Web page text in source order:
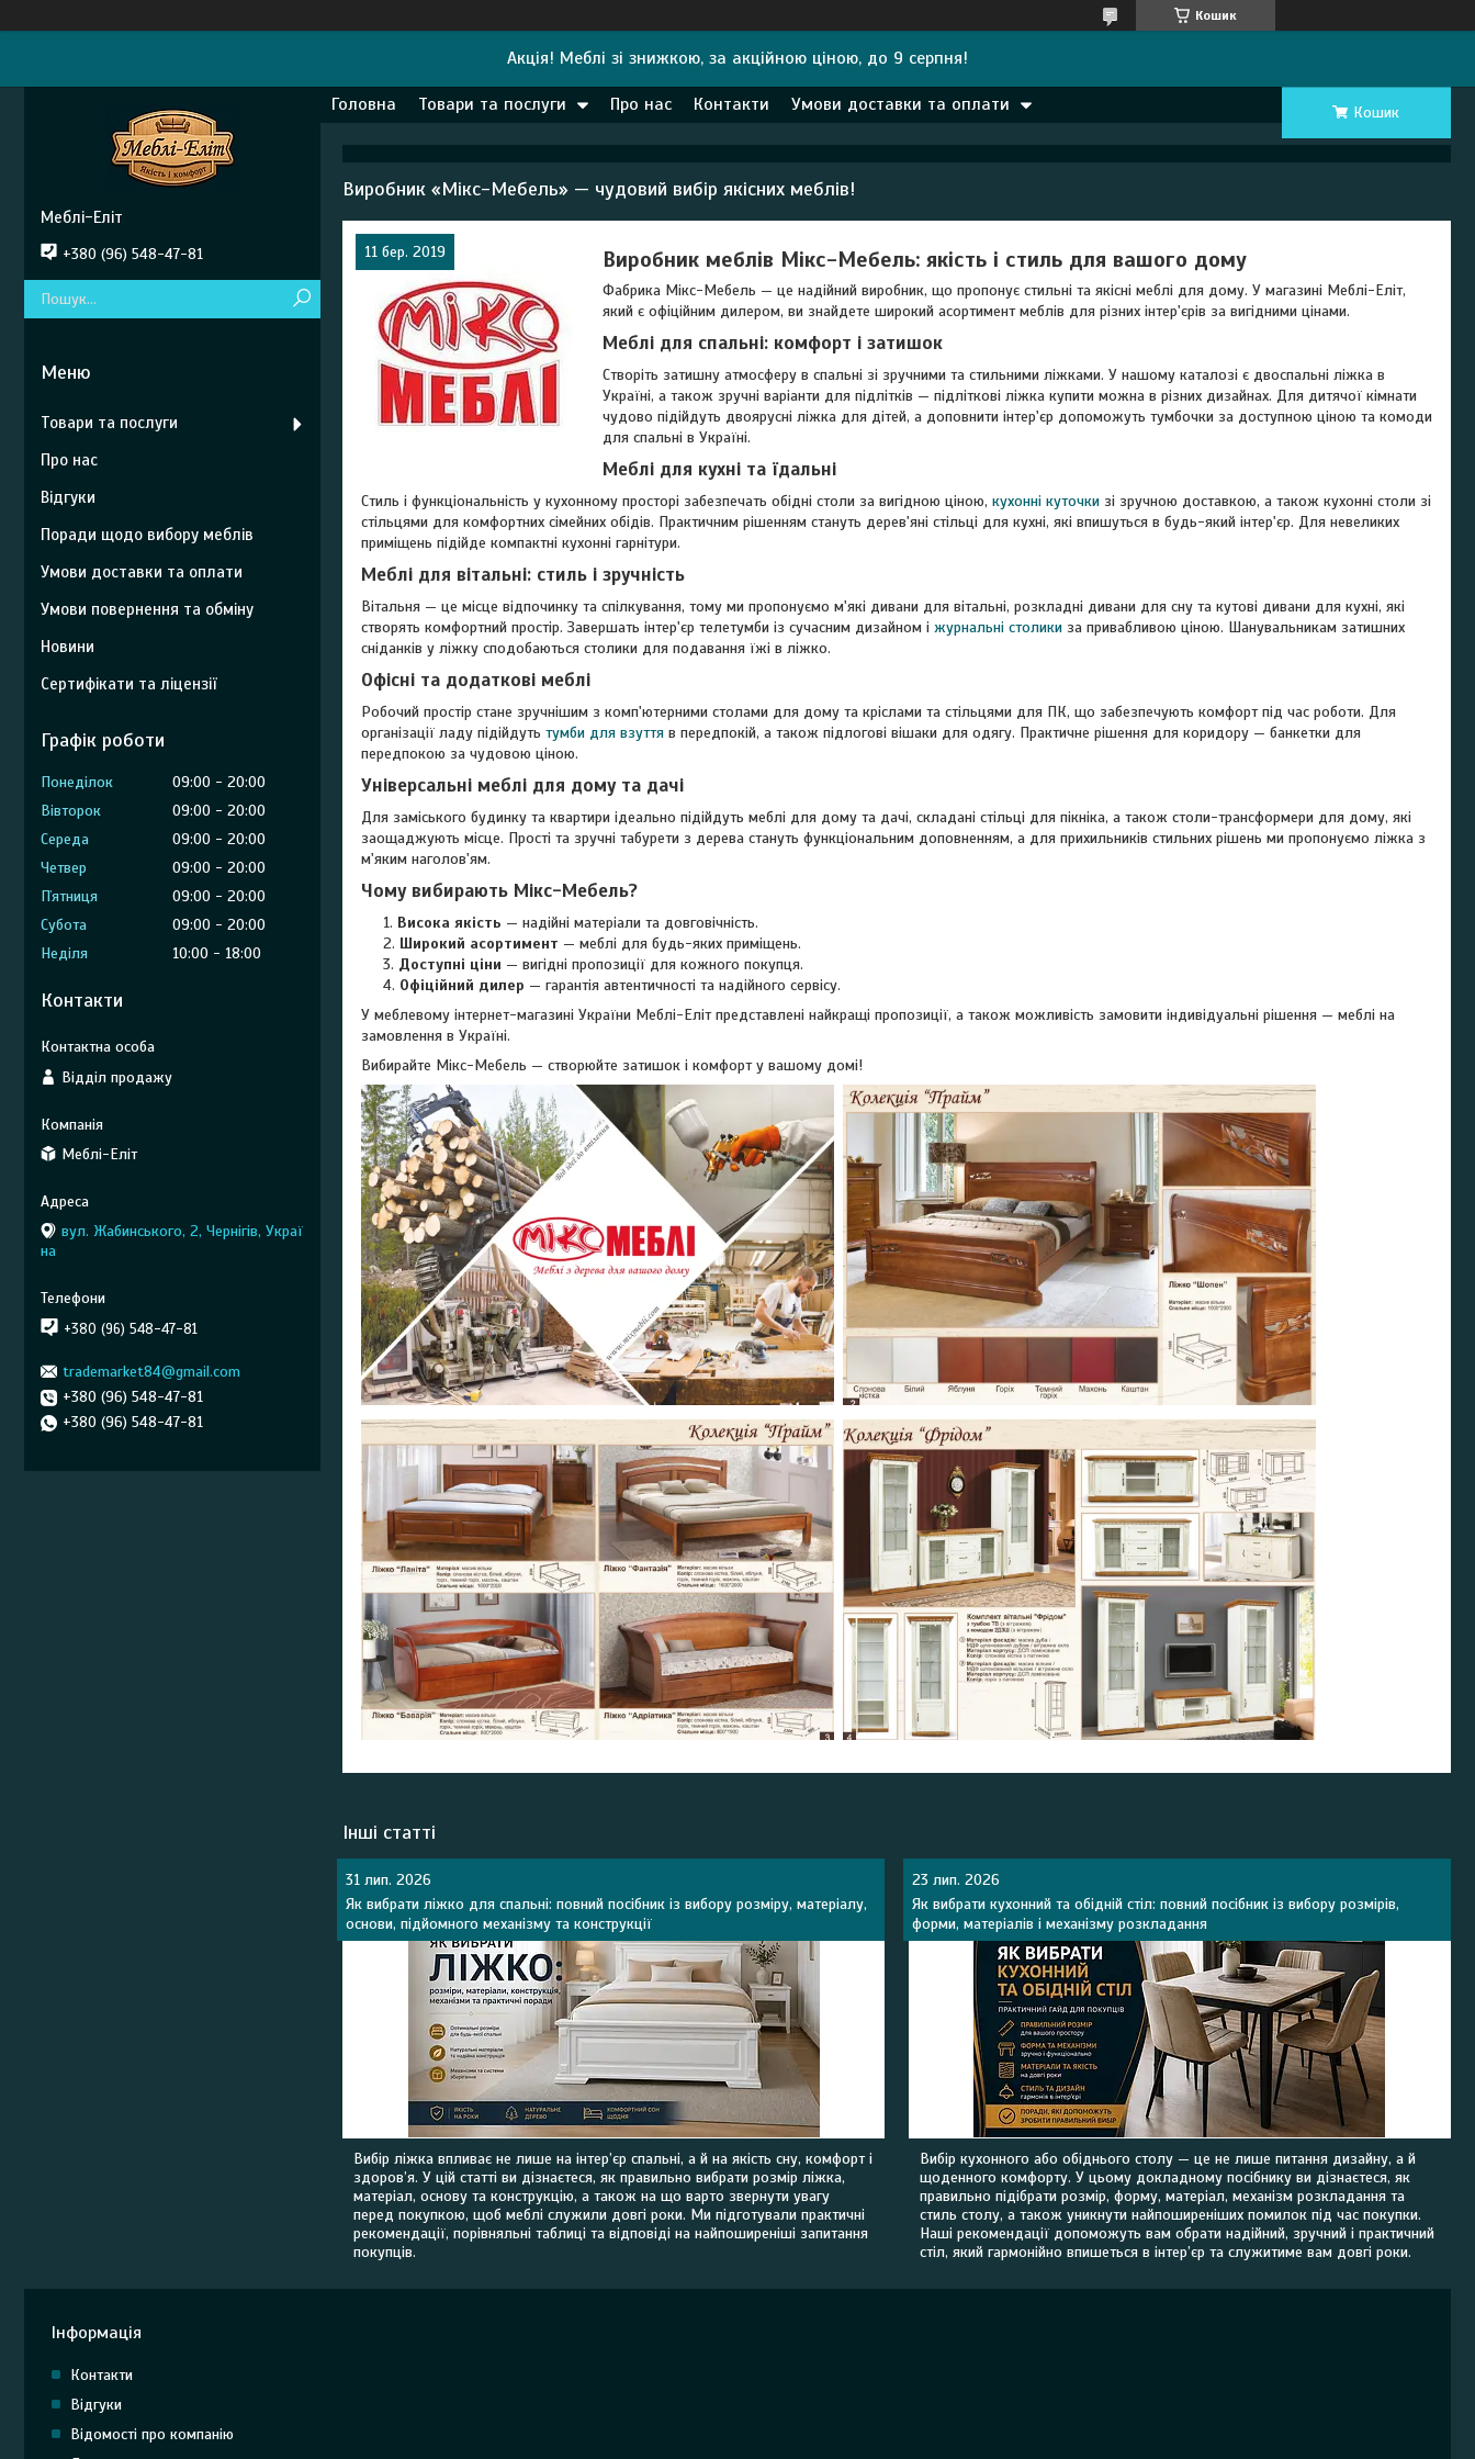
Кошик
Акція! Меблі зі знижкою, за акційною ціною, до 9 серпня!
Головна Товари та послуги Про нас Контакти Умови доставки та оплати Кошик
Виробник «Мікс-Мебель» — чудовий вибір якісних меблів!
11 бер. 2019 Виробник меблів Мікс-Мебель: якість і стиль для вашого дому
Фабрика Мікс-Мебель — це надійний виробник, що пропонує стильні та якісні меблі для дому. У магазині Меблі-Еліт,
який є офіційним дилером, ви знайдете широкий асортимент меблів для різних інтер'єрів за вигідними цінами.
Меблі для спальні: комфорт і затишок
Створіть затишну атмосферу в спальні зі зручними та стильними ліжками. У нашому каталозі є двоспальні ліжка в
Україні, а також зручні варіанти для підлітків — підліткові ліжка купити можна в різних дизайнах. Для дитячої кімнати
чудово підійдуть двоярусні ліжка для дітей, а доповнити інтер'єр допоможуть тумбочки за доступною ціною та комоди
для спальні в Україні.
Меблі для кухні та їдальні
Стиль і функціональність у кухонному просторі забезпечать обідні столи за вигідною ціною, кухонні куточки зі зручною доставкою, а також кухонні столи зі
стільцями для комфортних сімейних обідів. Практичним рішенням стануть дерев'яні стільці для кухні, які впишуться в будь-який інтер'єр. Для невеликих
приміщень підійде компактні кухонні гарнітури.
Меблі для вітальні: стиль і зручність
Вітальня — це місце відпочинку та спілкування, тому ми пропонуємо м'які дивани для вітальні, розкладні дивани для сну та кутові дивани для кухні, які
створять комфортний простір. Завершать інтер'єр телетумби із сучасним дизайном і журнальні столики за привабливою ціною. Шанувальникам затишних
сніданків у ліжку сподобаються столики для подавання їжі в ліжко.
Офісні та додаткові меблі
Робочий простір стане зручнішим з комп'ютерними столами для дому та кріслами та стільцями для ПК, що забезпечують комфорт під час роботи. Для
організації ладу підійдуть тумби для взуття в передпокій, а також підлогові вішаки для одягу. Практичне рішення для коридору — банкетки для
передпокою за чудовою ціною.
Універсальні меблі для дому та дачі
Для заміського будинку та квартири ідеально підійдуть меблі для дому та дачі, складані стільці для пікніка, а також столи-трансформери для дому, які
заощаджують місце. Прості та зручні табурети з дерева стануть функціональним доповненням, а для прихильників стильних рішень ми пропонуємо ліжка з
м'яким наголов'ям.
Чому вибирають Мікс-Мебель?
Висока якість — надійні матеріали та довговічність.
Широкий асортимент — меблі для будь-яких приміщень.
Доступні ціни — вигідні пропозиції для кожного покупця.
Офіційний дилер — гарантія автентичності та надійного сервісу.
У меблевому інтернет-магазині України Меблі-Еліт представлені найкращі пропозиції, а також можливість замовити індивідуальні рішення — меблі на
замовлення в Україні.
Вибирайте Мікс-Мебель — створюйте затишок і комфорт у вашому домі!
Інші статті
31 лип. 2026
Як вибрати ліжко для спальні: повний посібник із вибору розміру, матеріалу,
основи, підйомного механізму та конструкції
Вибір ліжка впливає не лише на інтер’єр спальні, а й на якість сну, комфорт і
здоров’я. У цій статті ви дізнаєтеся, як правильно вибрати розмір ліжка,
матеріал, основу та конструкцію, а також на що варто звернути увагу
перед покупкою, щоб меблі служили довгі роки. Ми підготували практичні
рекомендації, порівняльні таблиці та відповіді на найпоширеніші запитання
покупців.
23 лип. 2026
Як вибрати кухонний та обідній стіл: повний посібник із вибору розмірів,
форми, матеріалів і механізму розкладання
Вибір кухонного або обіднього столу — це не лише питання дизайну, а й
щоденного комфорту. У цьому докладному посібнику ви дізнаєтеся, як
правильно підібрати розмір, форму, матеріал, механізм розкладання та
стиль столу, а також уникнути найпоширеніших помилок під час покупки.
Наші рекомендації допоможуть вам обрати надійний, зручний і практичний
стіл, який гармонійно впишеться в інтер’єр та служитиме вам довгі роки.
Меблі-Еліт
+380 (96) 548-47-81
Товари та послуги
Про нас
Відгуки
Поради щодо вибору меблів
Умови доставки та оплати
Умови повернення та обміну
Новини
Сертифікати та ліцензії
Графік роботи
Понеділок 09:00
20:00
Вівторок
09:00
20:00
Середа
09:00
20:00
Четвер
09:00
20:00
Пʼятниця
09:00
20:00
Субота
09:00
20:00
Неділя
10:00 18:00
Контакти
Відділ продажу
Меблі-Еліт
вул. Жабинського, 2, Чернігів, Украї
на
+380 (96) 548-47-81
trademarket84@gmail.com
+380 (96) 548-47-81
+380 (96) 548-47-81
Інформація
Контакти
Відгуки
Відомості про компанію